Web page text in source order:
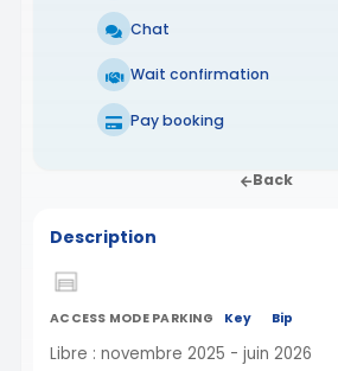
Chat
Wait confirmation
Pay booking
Back
Description
ACCESS MODE PARKING Key Bip
Libre : novembre 2025 - juin 2026